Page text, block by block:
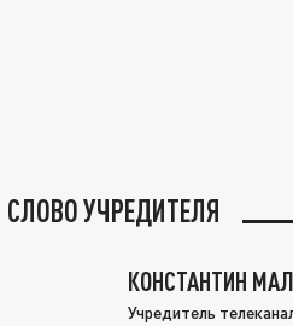
СЛОВО УЧРЕДИТЕЛЯ
КОНСТАНТИН
Учредитель